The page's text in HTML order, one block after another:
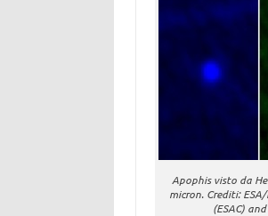
Apophis visto da
micron. Crediti:
(ESAC)